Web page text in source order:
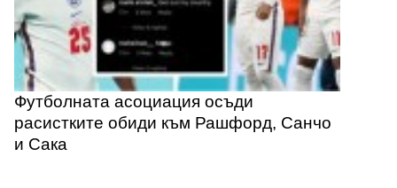
Футболната асоциация осъди
расистките обиди към Рашфорд, Санчо
и Сака